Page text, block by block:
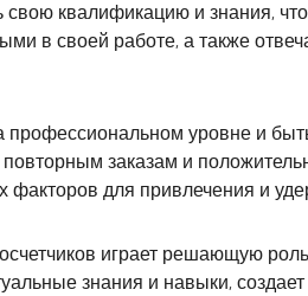
квалификацию и знания,
в своей работе, а также
уровне и
заказам и
факторов для привлечения и
играет решающую
знания и навыки,